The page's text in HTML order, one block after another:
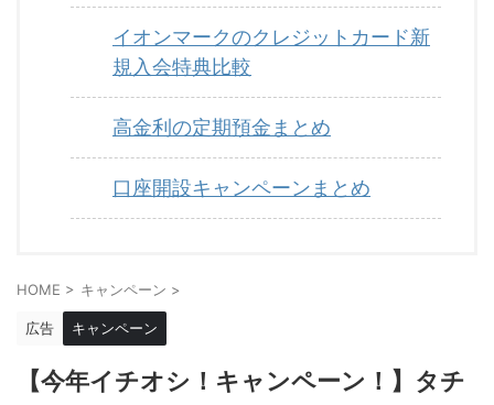
イオンマークのクレジットカード新
規入会特典比較
高金利の定期預金まとめ
口座開設キャンペーンまとめ
HOME > キャンペーン >
広告 キャンペーン
【今年イチオシ！キャンペーン！】タチ